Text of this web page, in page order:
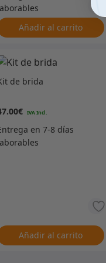
Añadir al carrito
de brida
€
Añadir al carrito